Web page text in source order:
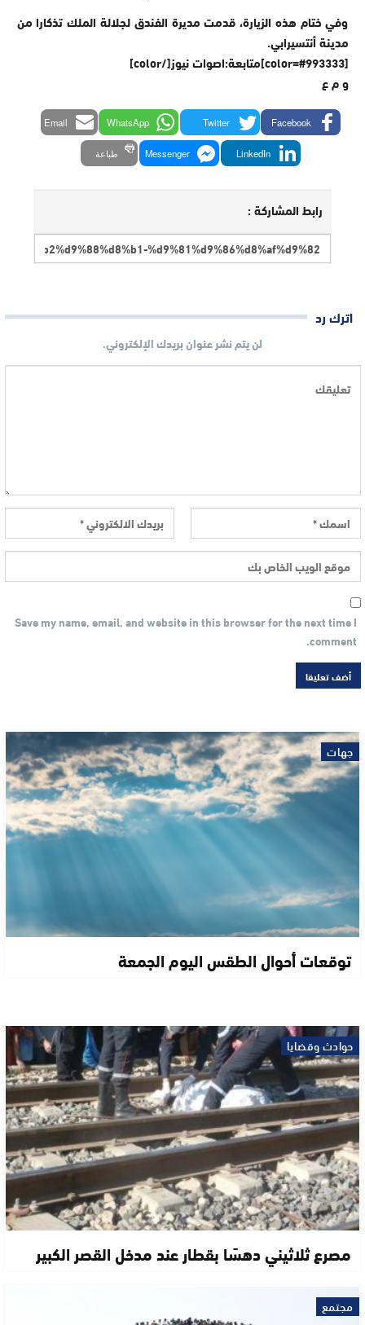
وفي ختام هذه الزيارة، قدمت مديرة الفندق لجلالة الملك تذكارا من
مدينة أنتسيرابي.
[color=#993333]متابعة:اصوات نيوز[/color]
و م ع
Facebook
Twitter
WhatsApp
Email
LinkedIn
Messenger طباعة
رابط المشاركة :
اترك رد
لن يتم نشر عنوان بريدك الإلكتروني.
Save my name, email, and website in this browser for the next time I
comment.
جهات
توقعات أحوال الطقس اليوم الجمعة
حوادث وقضايا
مصرع ثلاثيني دهسًا بقطار عند مدخل القصر الكبير
مجتمع